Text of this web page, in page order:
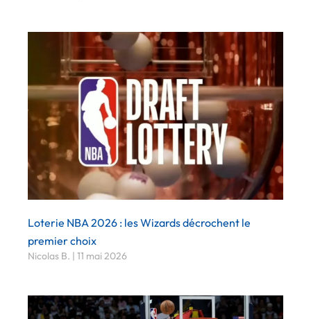
Loterie NBA 2026 : les Wizards décrochent le
premier choix
Nicolas B. 11 mai 2026